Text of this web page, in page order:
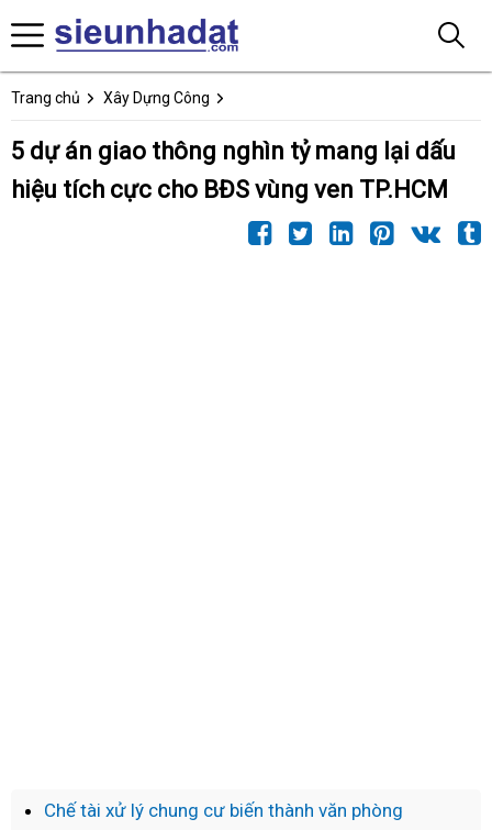
Trang chủ Xây Dựng Công
5 dự án giao thông nghìn tỷ mang lại dấu
hiệu tích cực cho BĐS vùng ven TP.HCM
Chế tài xử lý chung cư biến thành văn phòng